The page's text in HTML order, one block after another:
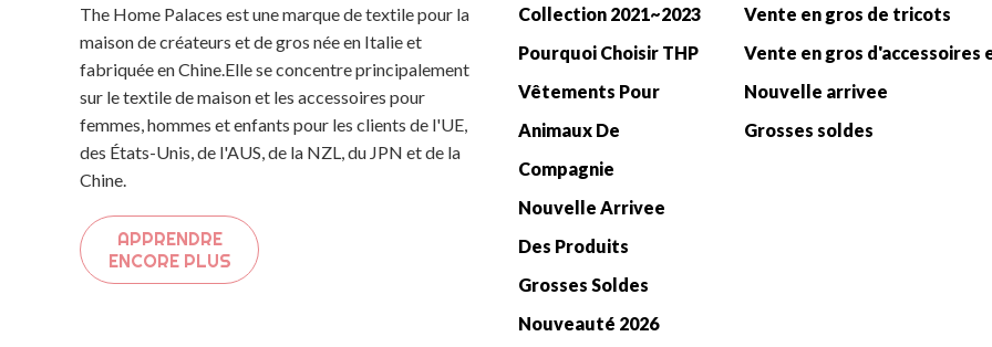
The Home Palaces est une marque de textile pour la
maison de créateurs et de gros née en Italie et
fabriquée en Chine.Elle se concentre principalement
sur le textile de maison et les accessoires pour
femmes, hommes et enfants pour les clients de l'UE,
des États-Unis, de l'AUS, de la NZL, du JPN et de la
Chine.
APPRENDRE
ENCORE PLUS
Collection 2021~2023
Pourquoi Choisir THP
Vêtements Pour
Animaux De
Compagnie
Nouvelle Arrivee
Des Produits
Grosses Soldes
Nouveauté 2026
Vente en gros de tricots
Nouvelle arrivee
Grosses soldes